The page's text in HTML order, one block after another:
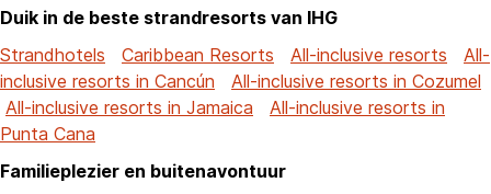
Duik in de beste strandresorts van IHG
Strandhotels
Caribbean Resorts All-inclusive resorts
All-
inclusive resorts in Cancún
All-inclusive resorts in Cozumel
All-inclusive resorts in Jamaica
All-inclusive resorts in
Punta Cana
Familieplezier en buitenavontuur